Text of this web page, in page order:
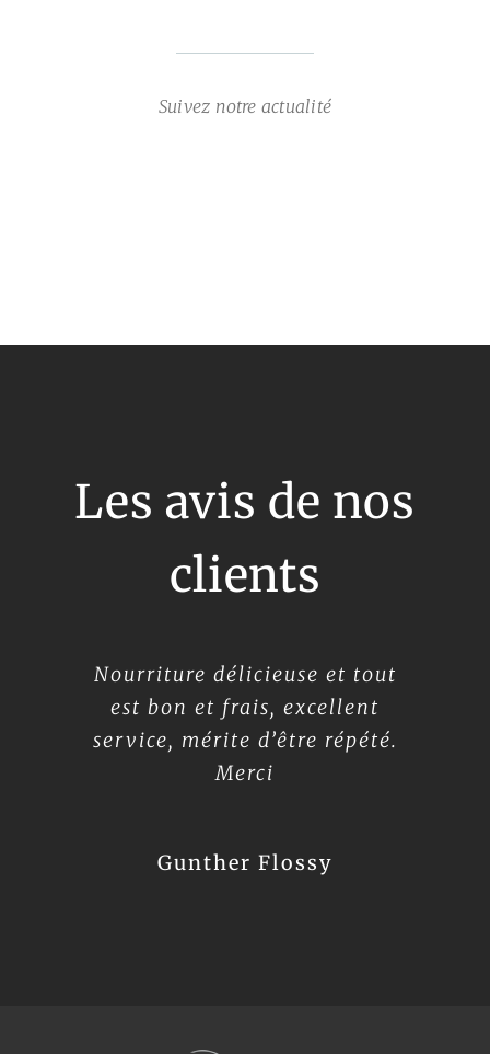
Suivez notre actualité
Les avis de nos
clients
Nourriture délicieuse et tout
est bon et frais, excellent
service, mérite d’être répété.
Merci
Gunther Flossy
Tout est génial !
R G
Mon restaurant italien préféré.
On commence par un
carpaccio, suivit d’un pizza
Sofia Loren pour enfin
capuccino à la mousse de lait.